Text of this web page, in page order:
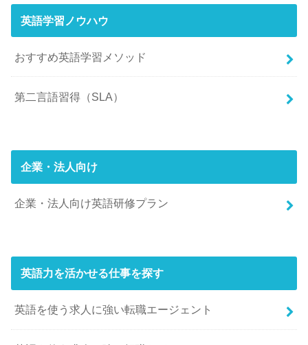
英語学習ノウハウ
おすすめ英語学習メソッド
第二言語習得（SLA）
企業・法人向け
企業・法人向け英語研修プラン
英語力を活かせる仕事を探す
英語を使う求人に強い転職エージェント